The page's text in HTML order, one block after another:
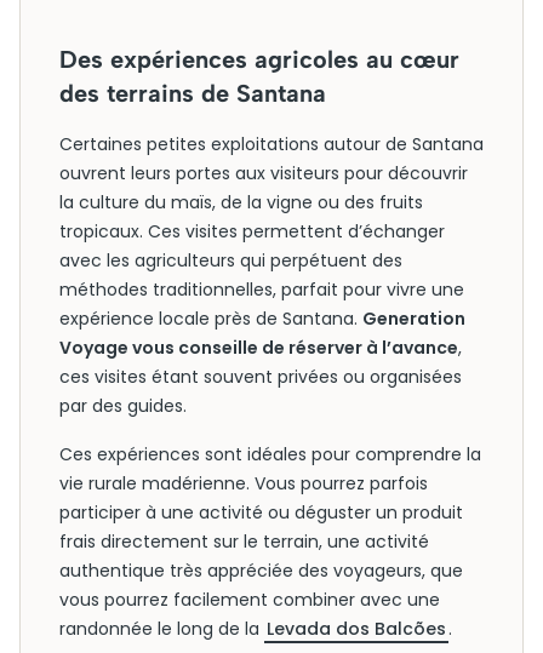
Des expériences agricoles au cœur
des terrains de Santana
Certaines petites exploitations autour de Santana
ouvrent leurs portes aux visiteurs pour découvrir
la culture du maïs, de la vigne ou des fruits
tropicaux. Ces visites permettent d’échanger
avec les agriculteurs qui perpétuent des
méthodes traditionnelles, parfait pour vivre une
expérience locale près de Santana. Generation
Voyage vous conseille de réserver à l’avance,
ces visites étant souvent privées ou organisées
par des guides.
Ces expériences sont idéales pour comprendre la
vie rurale madérienne. Vous pourrez parfois
participer à une activité ou déguster un produit
frais directement sur le terrain, une activité
authentique très appréciée des voyageurs, que
vous pourrez facilement combiner avec une
randonnée le long de la Levada dos Balcões .